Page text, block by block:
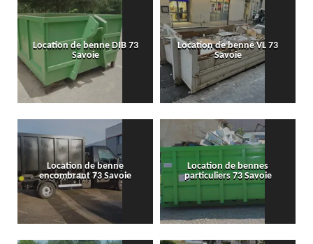
Location de benne DIB 73
Savoie
Location de benne VL 73
Savoie
Location de benne
encombrant 73 Savoie
Location de bennes
particuliers 73 Savoie